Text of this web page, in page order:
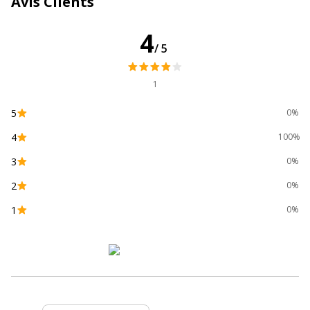
3700654242050
Référence produit fabricant
Divers
Compatibilité
inclus
4/5
1
5 0%
4 100%
3 0%
2 0%
1 0%